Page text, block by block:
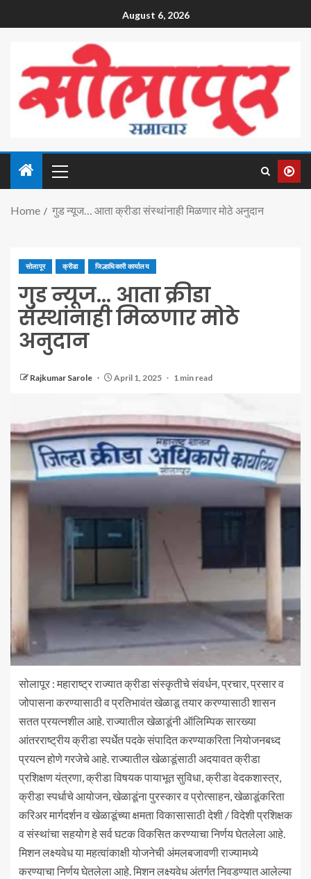
August 6, 2026
Home गुड न्यूज… आता क्रीडा संस्थांनाही मिळणार मोठे अनुदान
सोलापूर क्रीडा जिल्हाधिकारी कार्यालय
गुड न्यूज… आता क्रीडा
संस्थांनाही मिळणार मोठे
अनुदान
Rajkumar Sarole April 1, 2025 1 min read
सोलापूर : महाराष्ट्र राज्यात क्रीडा संस्कृतीचे संवर्धन, प्रचार, प्रसार व
जोपासना करण्यासाठी व प्रतिभावंत खेळाडू तयार करण्यासाठी शासन
सतत प्रयत्नशील आहे. राज्यातील खेळाडूंनी ऑलिम्पिक सारख्या
आंतरराष्ट्रीय क्रीडा स्पर्धेत पदके संपादित करण्याकरिता नियोजनबध्द
प्रयत्न होणे गरजेचे आहे. राज्यातील खेळाडूंसाठी अदयावत क्रीडा
प्रशिक्षण यंत्रणा, क्रीडा विषयक पायाभूत सुविधा, क्रीडा वेदकशास्त्र,
क्रीडा स्पर्धाचे आयोजन, खेळाडूंना पुरस्कार व प्रोत्साहन, खेळाडूंकरिता
करिअर मार्गदर्शन व खेळाडूंच्या क्षमता विकासासाठी देशी / विदेशी प्रशिक्षक
व संस्थांचा सहयोग हे सर्व घटक विकसित करण्याचा निर्णय घेतलेला आहे.
मिशन लक्ष्यवेध या महत्वांकाक्षी योजनेची अंमलबजावणी राज्यामध्ये
करण्याचा निर्णय घेतलेला आहे. मिशन लक्ष्यवेध अंतर्गत निवडण्यात आलेल्या